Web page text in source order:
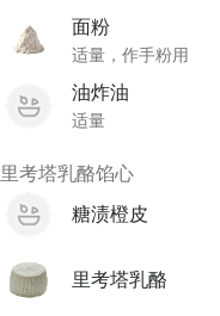
面粉
适量，作手粉用
油炸油
适量
里考塔乳酪馅心
糖渍橙皮
里考塔乳酪